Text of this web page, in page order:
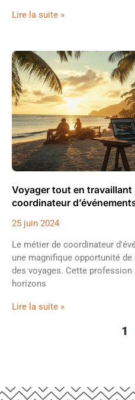
Lire la suite »
Voyager tout en travaillant
coordinateur
25 juin 2024
Le métier de coordinateur
une magnifique opportunité
des voyages. Cette
horizons
Lire la suite »
1